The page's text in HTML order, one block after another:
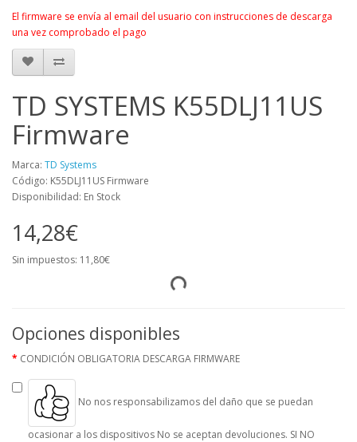
El firmware se envía al email del usuario con instrucciones de descarga
una vez comprobado el pago
TD SYSTEMS K55DLJ11US
Firmware
Marca: TD Systems
Código: K55DLJ11US Firmware
Disponibilidad: En Stock
14,28€
Sin impuestos: 11,80€
Opciones disponibles
CONDICIÓN OBLIGATORIA DESCARGA FIRMWARE
No nos responsabilizamos del daño que se puedan
ocasionar a los dispositivos No se aceptan devoluciones. SI NO